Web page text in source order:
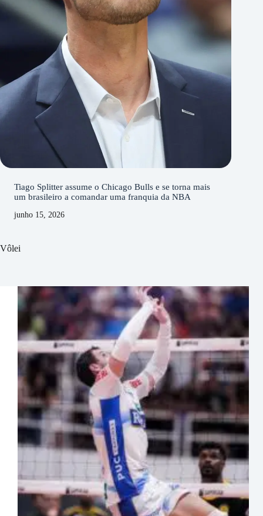
Tiago Splitter assume o Chicago Bulls e se torna mais
um brasileiro a comandar uma franquia da NBA
junho 15, 2026
Vôlei